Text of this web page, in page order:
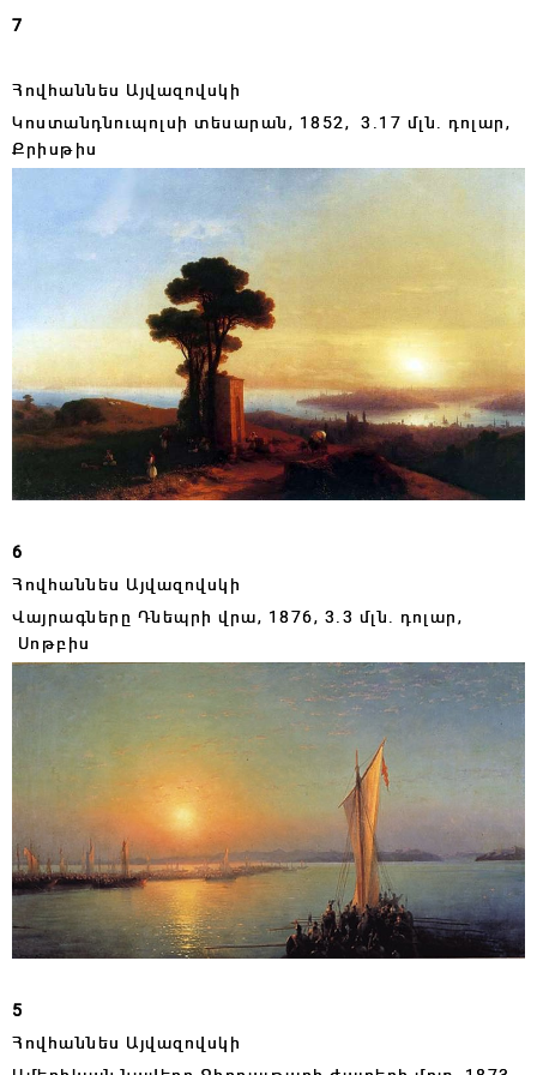
7
Հովհաննես Այվազովսկի
Կոստանդնուպոլսի տեսարան, 1852, 3.17 մլն․ դոլար,
Քրիսթիս
6
Հովհաննես Այվազովսկի
Վայրագները Դնեպրի վրա, 1876, 3.3 մլն․ դոլար,
Սոթբիս
5
Հովհաննես Այվազովսկի